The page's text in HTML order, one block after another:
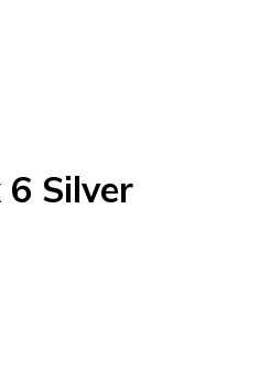
6 Silver